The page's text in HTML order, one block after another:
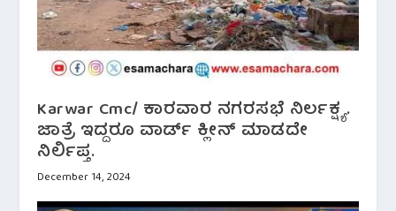
Karwar Cmc/ ಕಾರವಾರ ನಗರಸಭೆ ನಿರ್ಲಕ್ಷ್ಯ.
ಜಾತ್ರೆ ಇದ್ದರೂ ವಾರ್ಡ್ ಕ್ಲೀನ್ ಮಾಡದೇ
ನಿರ್ಲಿಪ್ತ.
December 14, 2024